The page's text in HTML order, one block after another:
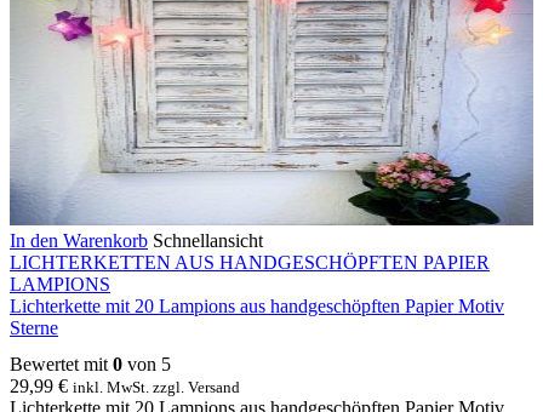
In den Warenkorb Schnellansicht
LICHTERKETTEN AUS HANDGESCHÖPFTEN PAPIER
LAMPIONS
Lichterkette mit 20 Lampions aus handgeschöpften Papier Motiv
Sterne
Bewertet mit 0 von 5
29,99 € inkl. MwSt. zzgl. Versand
Lichterkette mit 20 Lampions aus handgeschöpften Papier Motiv